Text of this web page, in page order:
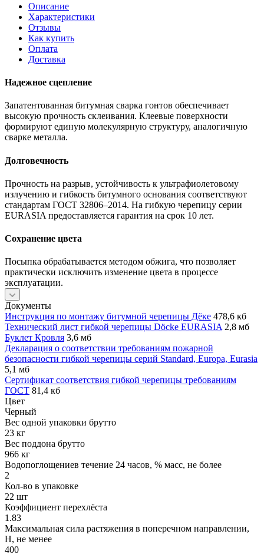
Описание
Характеристики
Отзывы
Как купить
Оплата
Доставка
Надежное сцепление
Запатентованная битумная сварка гонтов обеспечивает
высокую прочность склеивания. Клеевые поверхности
формируют единую молекулярную структуру, аналогичную
сварке металла.
Долговечность
Прочность на разрыв, устойчивость к ультрафиолетовому
излучению и гибкость битумного основания соответствуют
стандартам ГОСТ 32806–2014. На гибкую черепицу серии
EURASIA предоставляется гарантия на срок 10 лет.
Сохранение цвета
Посыпка обрабатывается методом обжига, что позволяет
практически исключить изменение цвета в процессе
эксплуатации.
Документы
Инструкция по монтажу битумной черепицы Дёке 478,6 кб
Технический лист гибкой черепицы Döcke EURASIA 2,8 мб
Буклет Кровля 3,6 мб
Декларация о соответствии требованиям пожарной
безопасности гибкой черепицы серий Standard, Europa, Eurasia
5,1 мб
Сертификат соответствия гибкой черепицы требованиям
ГОСТ 81,4 кб
Цвет
Черный
Вес одной упаковки брутто
23 кг
Вес поддона брутто
966 кг
Водопоглощениев течение 24 часов, % масс, не более
2
Кол-во в упаковке
22 шт
Коэффициент перехлёста
1.83
Максимальная сила растяжения в поперечном направлении,
Н, не менее
400